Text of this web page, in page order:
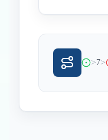
>7>